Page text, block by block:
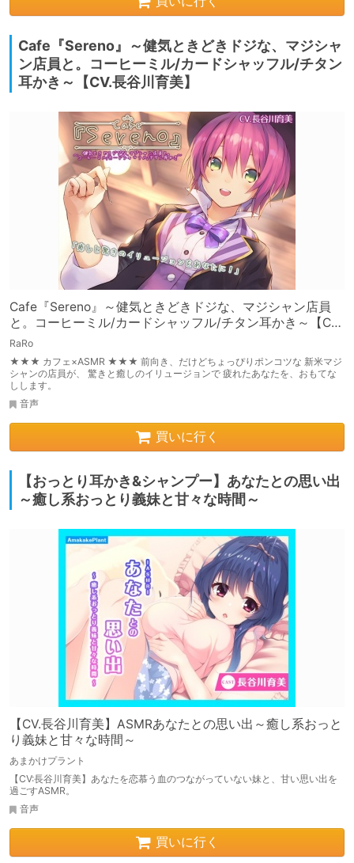
Cafe『Sereno』～健気ときどきドジな、マジシャ
ン店員と。コーヒーミル/カードシャッフル/チタン
耳かき～【CV.長谷川育美】
Cafe『Sereno』～健気ときどきドジな、マジシャン店員
と。コーヒーミル/カードシャッフル/チタン耳かき～【CV.
長谷川育美】
RaRo
★★★ カフェ×ASMR ★★★ 前向き、だけどちょっぴりポンコツな 新米マジ
シャンの店員が、 驚きと癒しのイリュージョンで 疲れたあなたを、おもてな
しします。
音声
買いに行く
【おっとり耳かき&シャンプー】あなたとの思い出
～癒し系おっとり義妹と甘々な時間～
【CV.長谷川育美】ASMRあなたとの思い出～癒し系おっと
り義妹と甘々な時間～
あまかけプラント
【CV:長谷川育美】あなたを恋慕う血のつながっていない妹と、甘い思い出を
過ごすASMR。
音声
買いに行く